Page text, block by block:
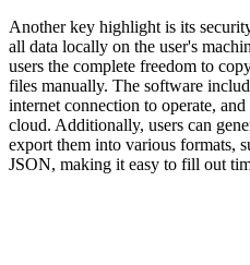
Another key highlight is its
all data locally on the user's
users the complete freedom to
files manually. The software
internet connection to operate,
cloud. Additionally, users can
export them into various formats,
JSON, making it easy to fill out